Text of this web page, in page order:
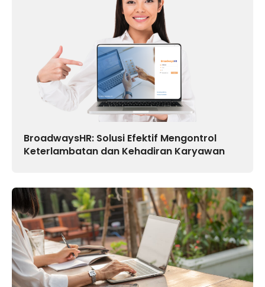
BroadwaysHR: Solusi Efektif Mengontrol
Keterlambatan dan Kehadiran Karyawan